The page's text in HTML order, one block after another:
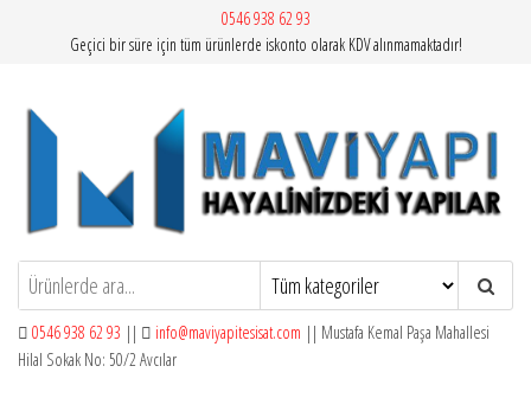
0546 938 62 93
Geçici bir süre için tüm ürünlerde iskonto olarak KDV alınmamaktadır!
Mavi Yapı | Vitra Artema
0546 938 62 93 || info@maviyapitesisat.com || Mustafa Kemal Paşa Mahallesi
Hilal Sokak No: 50/2 Avcılar